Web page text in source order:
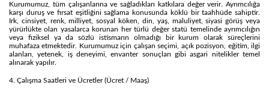
Kurumumuz, tüm çalışanlarına ve sağladıkları katkılara değer verir. Ayrımcılığa
karşı duruş ve fırsat eşitliğini sağlama konusunda köklü bir taahhüde sahiptir.
Irk, cinsiyet, renk, milliyet, sosyal köken, din, yaş, maluliyet, siyasi görüş veya
yürürlükte olan yasalarca korunan her türlü değer statü temelinde ayrımcılığın
veya fiziksel ya da sözlü istismarın olmadığı bir kurum olarak süreçlerini
muhafaza etmektedir. Kurumumuz için çalışan seçimi, açık pozisyon, eğitim, ilgi
alanları, yetenek, iş deneyimi, envanter sonuçları gibi asgari nitelikler temel
alınarak yapılır.
4. Çalışma Saatleri ve Ücretler (Ücret / Maaş)